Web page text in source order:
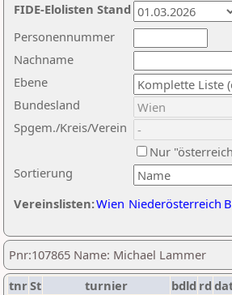
Nachname
Ebene
Sortierung
Personennummer
Bundesland
Spgem./Kreis/Verein
Nur
Vereinslisten:Wien Niederösterreich
FIDE-Elolisten Stand
Pnr:107865 Name: Michael Lammer
tnrSt turnier bdld rd